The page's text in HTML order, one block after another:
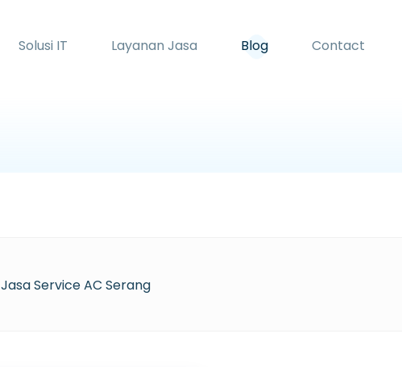
Solusi IT Layanan Jasa Blog Contact
Jasa Service AC Serang